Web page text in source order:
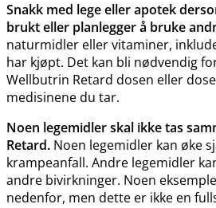
Snakk med lege eller apotek
brukt eller planlegger å bruke
naturmidler eller vitaminer,
har kjøpt. Det kan bli nødvendig
Wellbutrin Retard dosen eller
medisinene du tar.
Noen legemidler skal ikke tas
Retard. Noen legemidler kan øke
krampeanfall. Andre legemidler
andre bivirkninger. Noen
nedenfor, men dette er ikke en